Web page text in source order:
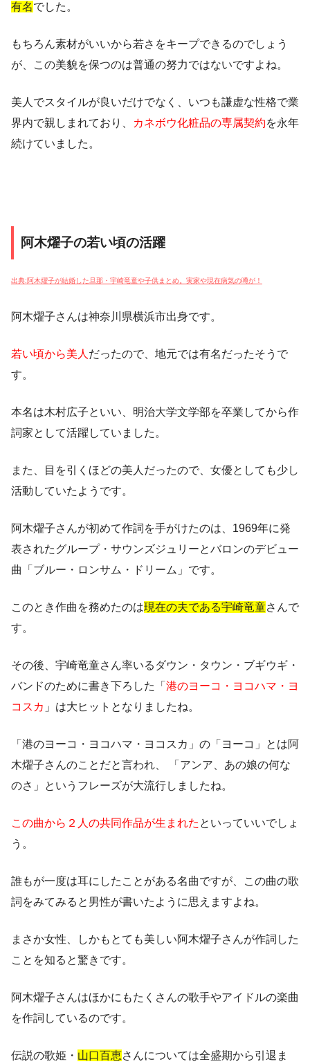
有名でした。
もちろん素材がいいから若さをキープできるのでしょう
が、この美貌を保つのは普通の努力ではないですよね。
美人でスタイルが良いだけでなく、いつも謙虚な性格で業
界内で親しまれており、
カネボウ化粧品の専属契約を永年
続けていました。
阿木燿子の若い頃の活躍
出典:阿木燿子が結婚した旦那・宇崎竜童や子供まとめ。実家や現在病気の噂が！
阿木燿子さんは神奈川県横浜市出身です。
若い頃から美人 だったので、地元では有名だったそうで
す。
本名は木村広子といい、明治大学文学部を卒業してから作
詞家として活躍していました。
また、目を引くほどの美人だったので、女優としても少し
活動していたようです。
阿木燿子さんが初めて作詞を手がけたのは、1969年に発
表されたグループ・サウンズジュリーとバロンのデビュー
曲「ブルー・ロンサム・ドリーム」です。
このとき作曲を務めたのは現在の夫である宇崎竜童さんで
す。
その後、宇崎竜童さん率いるダウン・タウン・ブギウギ・
バンドのために書き下ろした「 港のヨーコ・ヨコハマ・ヨ
コスカ 」は大ヒットとなりましたね。
「港のヨーコ・ヨコハマ・ヨコスカ」の「ヨーコ」とは阿
木燿子さんのことだと言われ、 「アンア、あの娘の何な
のさ」というフレーズが大流行しましたね。
この曲から２人の共同作品が生まれた といっていいでしょ
う。
誰もが一度は耳にしたことがある名曲ですが、この曲の歌
詞をみてみると男性が書いたように思えますよね。
まさか女性、しかもとても美しい阿木燿子さんが作詞した
ことを知ると驚きです。
阿木燿子さんはほかにもたくさんの歌手やアイドルの楽曲
を作詞しているのです。
伝説の歌姫・ 山口百恵さんについては全盛期から引退ま